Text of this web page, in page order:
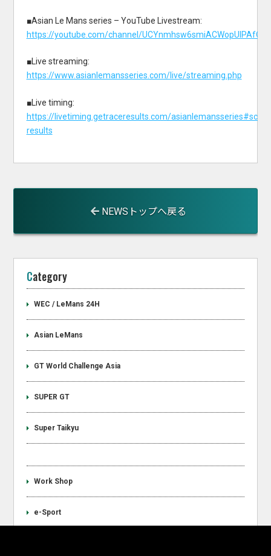
■Asian Le Mans series – YouTube Livestream:
https://youtube.com/channel/UCYnmhsw6smiACWopUlPAfOg
■Live streaming:
https://www.asianlemansseries.com/live/streaming.php
■Live timing:
https://livetiming.getraceresults.com/
results
NEWSトップへ戻る
Category
WEC / LeMans 24H
Asian LeMans
GT World Challenge Asia
SUPER GT
Super Taikyu
Work Shop
e-Sport